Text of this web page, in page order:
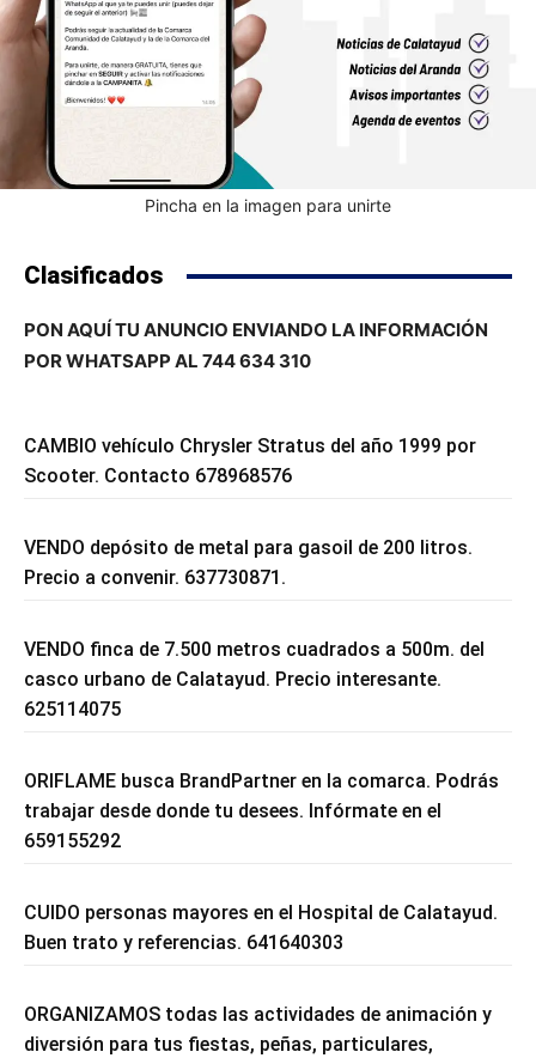
Pincha en la imagen para unirte
Clasificados
PON AQUÍ TU ANUNCIO ENVIANDO LA INFORMACIÓN
POR WHATSAPP AL 744 634 310
CAMBIO vehículo Chrysler Stratus del año 1999 por
Scooter. Contacto 678968576
VENDO depósito de metal para gasoil de 200 litros.
Precio a convenir. 637730871.
VENDO finca de 7.500 metros cuadrados a 500m. del
casco urbano de Calatayud. Precio interesante.
625114075
ORIFLAME busca BrandPartner en la comarca. Podrás
trabajar desde donde tu desees. Infórmate en el
659155292
CUIDO personas mayores en el Hospital de Calatayud.
Buen trato y referencias. 641640303
ORGANIZAMOS todas las actividades de animación y
diversión para tus fiestas, peñas, particulares,